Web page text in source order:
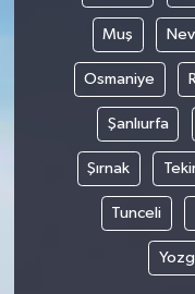
Muş
Osmaniye
Şanlıurfa
Şırnak
Tunceli